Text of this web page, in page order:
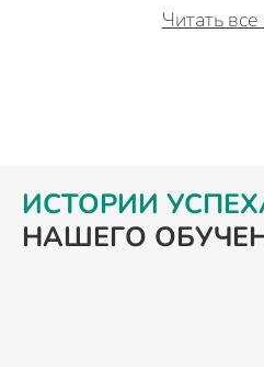
Читать
ИСТОРИИ
НАШЕГО